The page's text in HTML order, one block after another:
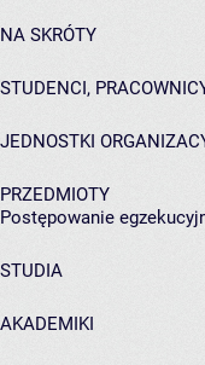
NA SKRÓTY
STUDENCI,
JEDNOSTKI
PRZEDMIOTY
Postępowanie
STUDIA
AKADEMIKI